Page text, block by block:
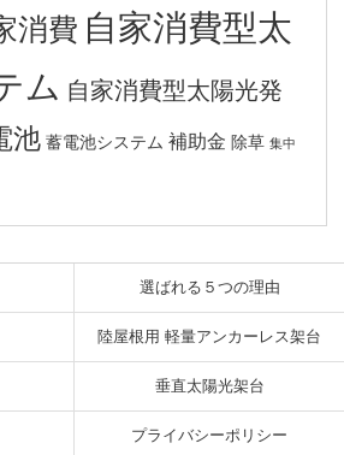
消費 自家消費型太
ム 自家消費型太陽光発
池 蓄電池システム 補助金 除草 集中
選ばれる５つの理由
陸屋根用 軽量アンカーレス架台
垂直太陽光架台
プライバシーポリシー